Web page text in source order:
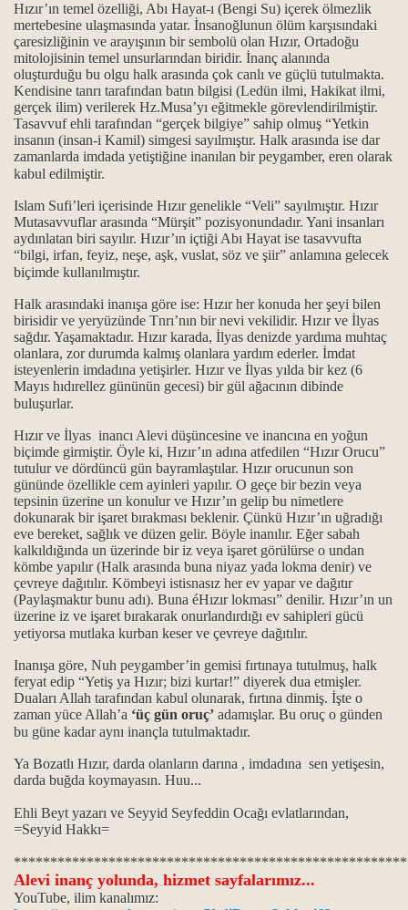
Hızır’ın temel özelliği, Abı Hayat-ı (Bengi Su) içerek ölmezlik
mertebesine ulaşmasında yatar. İnsanoğlunun ölüm karşısındaki
çaresizliğinin ve arayışının bir sembolü olan Hızır, Ortadoğu
mitolojisinin temel unsurlarından biridir. İnanç alanında
oluşturduğu bu olgu halk arasında çok canlı ve güçlü tutulmakta.
Kendisine tanrı tarafından batın bilgisi (Ledün ilmi, Hakikat ilmi,
gerçek ilim) verilerek Hz.Musa’yı eğitmekle görevlendirilmiştir.
Tasavvuf ehli tarafından “gerçek bilgiye” sahip olmuş “Yetkin
insanın (insan-i Kamil) simgesi sayılmıştır. Halk arasında ise dar
zamanlarda imdada yetiştiğine inanılan bir peygamber, eren olarak
kabul edilmiştir.
Islam Sufi’leri içerisinde Hızır genelikle “Veli” sayılmıştır. Hızır
Mutasavvuflar arasında “Mürşit” pozisyonundadır. Yani insanları
aydınlatan biri sayılır. Hızır’ın içtiği Abı Hayat ise tasavvufta
“bilgi, irfan, feyiz, neşe, aşk, vuslat, söz ve şiir” anlamına gelecek
biçimde kullanılmıştır.
Halk arasındaki inanışa göre ise: Hızır her konuda her şeyi bilen
birisidir ve yeryüzünde Tnrı’nın bir nevi vekilidir. Hızır ve İlyas
sağdır. Yaşamaktadır. Hızır karada, İlyas denizde yardıma muhtaç
olanlara, zor durumda kalmış olanlara yardım ederler. İmdat
isteyenlerin imdadına yetişirler. Hızır ve İlyas yılda bir kez (6
Mayıs hıdırellez gününün gecesi) bir gül ağacının dibinde
buluşurlar.
Hızır ve İlyas inancı Alevi düşüncesine ve inancına en yoğun
biçimde girmiştir. Öyle ki, Hızır’ın adına atfedilen “Hızır Orucu”
tutulur ve dördüncü gün bayramlaştılar. Hızır orucunun son
gününde özellikle cem ayinleri yapılır. O geçe bir bezin veya
tepsinin üzerine un konulur ve Hızır’ın gelip bu nimetlere
dokunarak bir işaret bırakması beklenir. Çünkü Hızır’ın uğradığı
eve bereket, sağlık ve düzen gelir. Böyle inanılır. Eğer sabah
kalkıldığında un üzerinde bir iz veya işaret görülürse o undan
kömbe yapılır (Halk arasında buna niyaz yada lokma denir) ve
çevreye dağıtılır. Kömbeyi istisnasız her ev yapar ve dağıtır
(Paylaşmaktır bunu adı). Buna éHızır lokması” denilir. Hızır’ın un
üzerine iz ve işaret bırakarak onurlandırdığı ev sahipleri gücü
yetiyorsa mutlaka kurban keser ve çevreye dağıtılır.
Inanışa göre, Nuh peygamber’in gemisi fırtınaya tutulmuş, halk
feryat edip “Yetiş ya Hızır; bizi kurtar!” diyerek dua etmişler.
Duaları Allah tarafından kabul olunarak, fırtına dinmiş. İşte o
zaman yüce Allah’a ‘üç gün oruç’ adamışlar. Bu oruç o günden
bu güne kadar aynı inançla tutulmaktadır.
Ya Bozatlı Hızır, darda olanların darına , imdadına sen yetişesin,
darda buğda koymayasın. Huu...
Ehli Beyt yazarı ve Seyyid Seyfeddin Ocağı evlatlarından,
=Seyyid Hakkı=
Alevi inanç yolunda, hizmet sayfalarımız...
YouTube, ilim kanalımız:
manaları…
ve oruç erkanı
malı dönenin canı manası.
arasındaki fark, nedir?
neler olabilir?
cefası ise gülün dikenidir.
islamla alakası ve yeri varmıdır?
müslüman ülkelerde yaşanan islam...
toplumu...
anlamı.
teorisi...